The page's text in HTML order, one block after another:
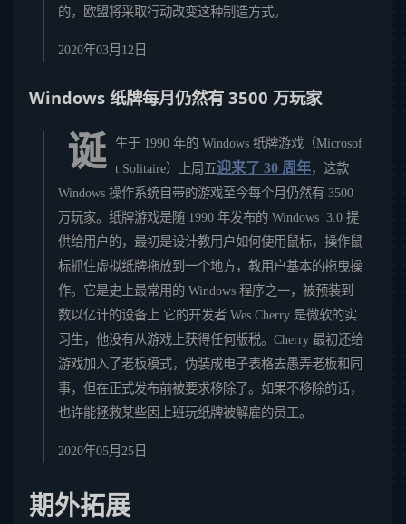
的，欧盟将采取行动改变这种制造方式。
2020年03月12日
Windows 纸牌每月仍然有 3500 万玩家
诞
生于 1990 年的 Windows 纸牌游戏（Microsof
t Solitaire）上周五迎来了 30 周年，这款
Windows 操作系统自带的游戏至今每个月仍然有 3500
万玩家。纸牌游戏是随 1990 年发布的 Windows 3.0 提
供给用户的，最初是设计教用户如何使用鼠标，操作鼠
标抓住虚拟纸牌拖放到一个地方，教用户基本的拖曳操
作。它是史上最常用的 Windows 程序之一，被预装到
数以亿计的设备上.它的开发者 Wes Cherry 是微软的实
习生，他没有从游戏上获得任何版税。Cherry 最初还给
游戏加入了老板模式，伪装成电子表格去愚弄老板和同
事，但在正式发布前被要求移除了。如果不移除的话，
也许能拯救某些因上班玩纸牌被解雇的员工。
2020年05月25日
期外拓展